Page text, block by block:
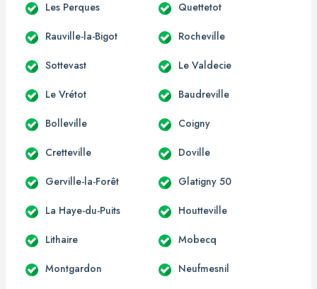
Les Perques Quettetot
Rauville-la-Bigot Rocheville
Sottevast Le Valdecie
Le Vrétot Baudreville
Bolleville Coigny
Cretteville Doville
Gerville-la-Forêt Glatigny 50
La Haye-du-Puits Houtteville
Lithaire Mobecq
Montgardon Neufmesnil